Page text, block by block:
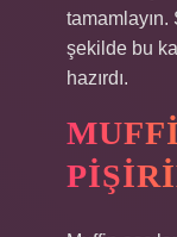
tamamlayın.
şekilde bu
hazırdı.